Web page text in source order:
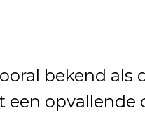
bekend
een